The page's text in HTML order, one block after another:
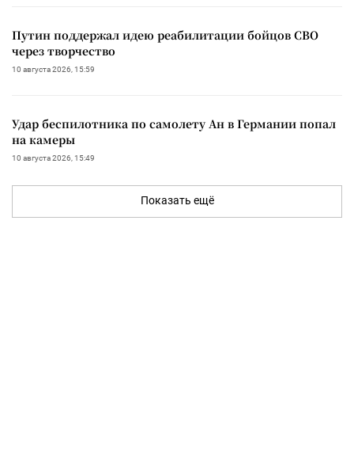
Путин поддержал идею реабилитации бойцов СВО
через творчество
10 августа 2026, 15:59
Удар беспилотника по самолету Ан в Германии попал
на камеры
10 августа 2026, 15:49
Показать ещё